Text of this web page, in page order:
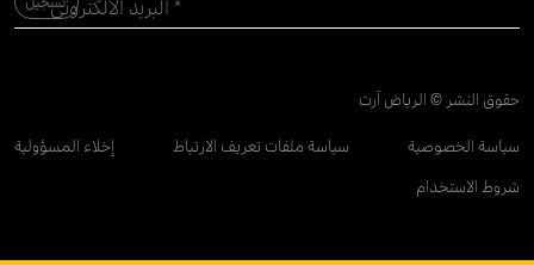
حقوق النشر © الرياض آرت
سياسة الخصوصية سياسة ملفات تعريف الارتباط
إخلاء المسؤولية
شروط الاستخدام